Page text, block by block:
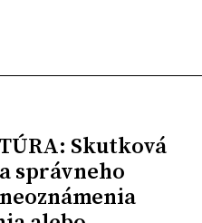
Skutková
správneho